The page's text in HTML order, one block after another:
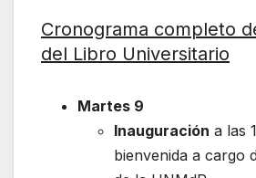
Cronograma completo
del Libro Universitario
Martes 9
Inauguración a las
bienvenida a cargo